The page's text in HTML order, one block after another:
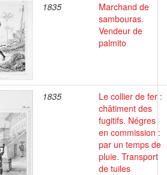
1835
Marchand de
sambouras.
Vendeur de
palmito
1835
Le collier de fer :
châtiment des
fugitifs. Négres
en commission :
par un temps de
pluie. Transport
de tuiles